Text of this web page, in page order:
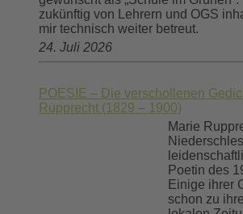
zukünftig von Lehrern und OGS
mir technisch weiter betreut.
24. Juli 2026
POESIE – Die verschollenen
Rupprecht (1829 – 1900)
Marie
Poetin des
Einige ihrer
schon zu